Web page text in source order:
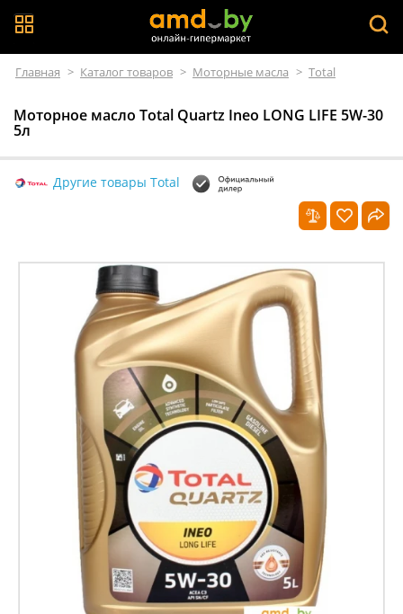
Главная > Каталог товаров > Моторные масла > Total
Моторное масло Total Quartz Ineo LONG LIFE 5W-30
5л
Другие товары Total